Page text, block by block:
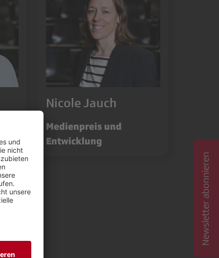
Nicole Jauch
Medienpreis und
Entwicklung
Newsletter abonnieren